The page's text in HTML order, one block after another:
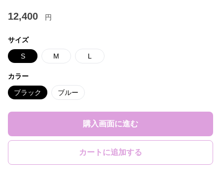
12,400 円
サイズ
S M L
カラー
ブラック ブルー
購入画面に進む
カートに追加する